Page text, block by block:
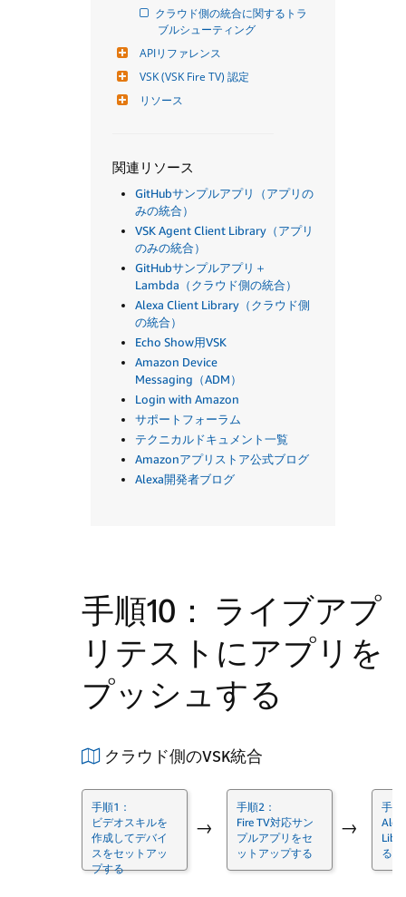
クラウド側の統合に関するトラ
ブルシューティング
APIリファレンス
VSK (VSK Fire TV) 認定
リソース
関連リソース
GitHubサンプルアプリ（アプリの
みの統合）
VSK Agent Client Library（アプリ
のみの統合）
GitHubサンプルアプリ＋
Lambda（クラウド側の統合）
Alexa Client Library（クラウド側
の統合）
Echo Show用VSK
Amazon Device
Messaging（ADM）
Login with Amazon
サポートフォーラム
テクニカルドキュメント一覧
Amazonアプリストア公式ブログ
Alexa開発者ブログ
手順10： ライブアプ
リテストにアプリを
プッシュする
クラウド側のVSK統合
手順1：
ビデオスキルを
作成してデバイ
スをセットアッ
プする
→
手順2：
Fire TV対応サン
プルアプリをセ
ットアップする
→
手順
る